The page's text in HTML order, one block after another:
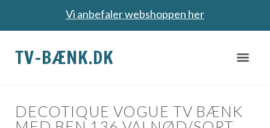
Vi anbefaler webshoppen her
TV-BÆNK.DK
DECOTIQUE VOGUE TV BÆNK